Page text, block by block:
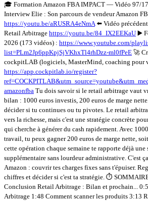
🎓 Formation Amazon FBA IMPACT — Vidéo 97/
Interview Elie : Son parcours de vendeur Amazon
https://youtu.be/aRUSRA4eNmA⬅️ Vidéo
Retail Arbitrage https://youtu.be/84_IX2EEKaU ▶️
2026 (173 vidéos) : https://www.youtube.com/
list=PLm2Jp6ppKpjSjVKhxTl4rhDzz-ml0fPeE 🚀
cockpitLAB (logiciels, MasterMind, coaching pour
https://app.cockpitlab.io/register?
amazonfba Tu dois savoir si le retail arbitrage vaut
bilan : 1000 euros investis, 200 euros de marge
décider si tu continues ou tu pivotes. Le retail
vers la richesse, mais c'est une stratégie concrète
qui cherche à générer du cash rapidement. Avec
travail, tu peux gagner 200 euros de marge nette,
cette opération chaque semaine te rapporte déjà une
supplémentaire sans lourdeur administrative. C'est
Amazon : couvrir tes charges fixes sans t'épuiser.
chiffres et décider si c'est ta stratégie. ⏱️
Conclusion Retail Arbitrage : Bilan et prochain...
Arbitrage 1:48 Comment scanner les produits 3:13